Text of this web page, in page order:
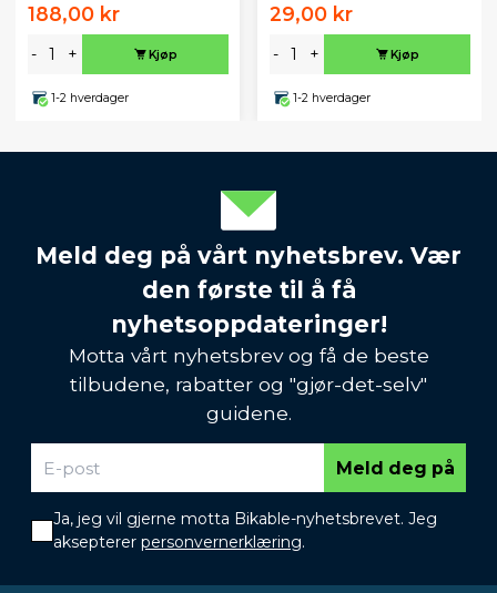
188,00 kr
- + Kjøp
1-2 hverdager
29,00 kr
- + Kjøp
1-2 hverdager
Meld deg på vårt nyhetsbrev. Vær
den første til å få
nyhetsoppdateringer!
Motta vårt nyhetsbrev og få de beste
tilbudene, rabatter og "gjør-det-selv"
guidene.
Meld deg på
Ja, jeg vil gjerne motta Bikable-nyhetsbrevet. Jeg
aksepterer personvernerklæring.